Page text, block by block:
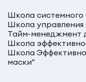
Школа системного
Школа управления
Тайм-менеджмент
Школа
Школа
маски"